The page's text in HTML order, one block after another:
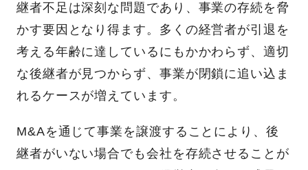
継者不足は深刻な問題であり、事業の存続を脅
かす要因となり得ます。多くの経営者が引退を
考える年齢に達しているにもかかわらず、適切
な後継者が見つからず、事業が閉鎖に追い込ま
れるケースが増えています。
M&Aを通じて事業を譲渡することにより、後
継者がいない場合でも会社を存続させることが